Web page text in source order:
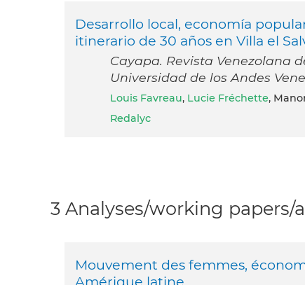
Desarrollo local, economía
itinerario de 30 años en Villa el
Cayapa. Revista Venezolana
Universidad de los Andes
Louis Favreau, Lucie Fréchette,
Redalyc
3 Analyses/working papers/
Mouvement des femmes,
Amérique latine